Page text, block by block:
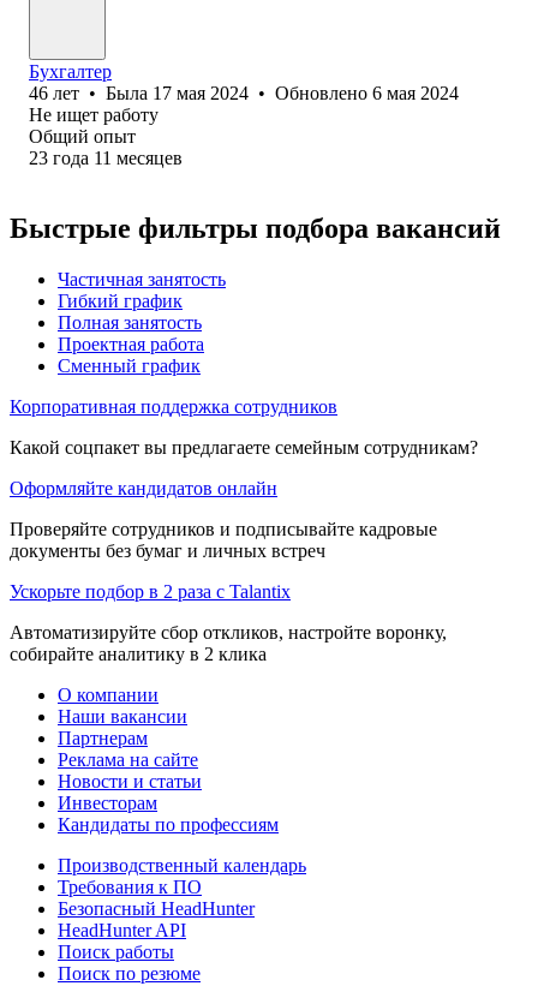
Бухгалтер
46 лет • Была 17 мая 2024 • Обновлено 6 мая 2024
Не ищет работу
Общий опыт
23 года 11 месяцев
Быстрые фильтры подбора вакансий
Частичная занятость
Гибкий график
Полная занятость
Проектная работа
Сменный график
Корпоративная поддержка сотрудников
Какой соцпакет вы предлагаете семейным сотрудникам?
Оформляйте кандидатов онлайн
Проверяйте сотрудников и подписывайте кадровые
документы без бумаг и личных встреч
Ускорьте подбор в 2 раза с Talantix
Автоматизируйте сбор откликов, настройте воронку,
собирайте аналитику в 2 клика
О компании
Наши вакансии
Партнерам
Реклама на сайте
Новости и статьи
Инвесторам
Кандидаты по профессиям
Производственный календарь
Требования к ПО
Безопасный HeadHunter
HeadHunter API
Поиск работы
Поиск по резюме